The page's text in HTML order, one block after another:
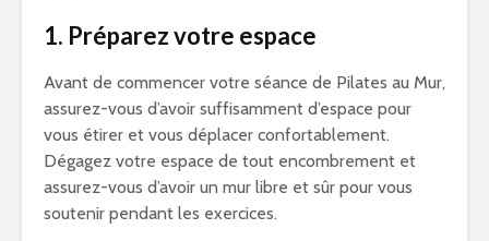
1. Préparez votre espace
Avant de commencer votre séance de Pilates au Mur,
assurez-vous d’avoir suffisamment d’espace pour
vous étirer et vous déplacer confortablement.
Dégagez votre espace de tout encombrement et
assurez-vous d’avoir un mur libre et sûr pour vous
soutenir pendant les exercices.